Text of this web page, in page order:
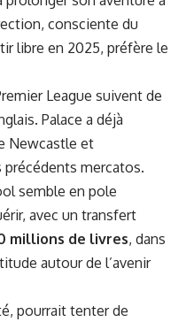
consciente du
libre en 2025, préfère le
League suivent de
Palace a déjà
Newcastle et
mercatos.
semble en pole
avec un transfert
millions de livres, dans
autour de l’avenir
pourrait tenter de